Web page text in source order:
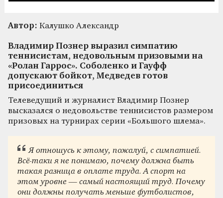
Автор: Калушко Александр
Владимир Познер выразил симпатию
теннисистам, недовольным призовыми на
«Ролан Гаррос». Соболенко и Гауфф
допускают бойкот, Медведев готов
присоединиться
Телеведущий и журналист Владимир Познер
высказался о недовольстве теннисистов размером
призовых на турнирах серии «Большого шлема».
Я отношусь к этому, пожалуй, с симпатией.
Всё-таки я не понимаю, почему должна быть
такая разница в оплате труда. А спорт на
этом уровне — самый настоящий труд. Почему
они должны получать меньше футболистов,